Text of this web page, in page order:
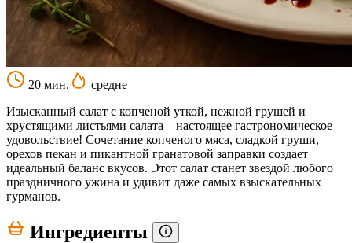
20 мин.
средне
Изысканный салат с копченой уткой, нежной грушей и
хрустящими листьями салата – настоящее гастрономическое
удовольствие! Сочетание копченого мяса, сладкой груши,
орехов пекан и пикантной гранатовой заправки создает
идеальный баланс вкусов. Этот салат станет звездой любого
праздничного ужина и удивит даже самых взыскательных
гурманов.
Ингредиенты